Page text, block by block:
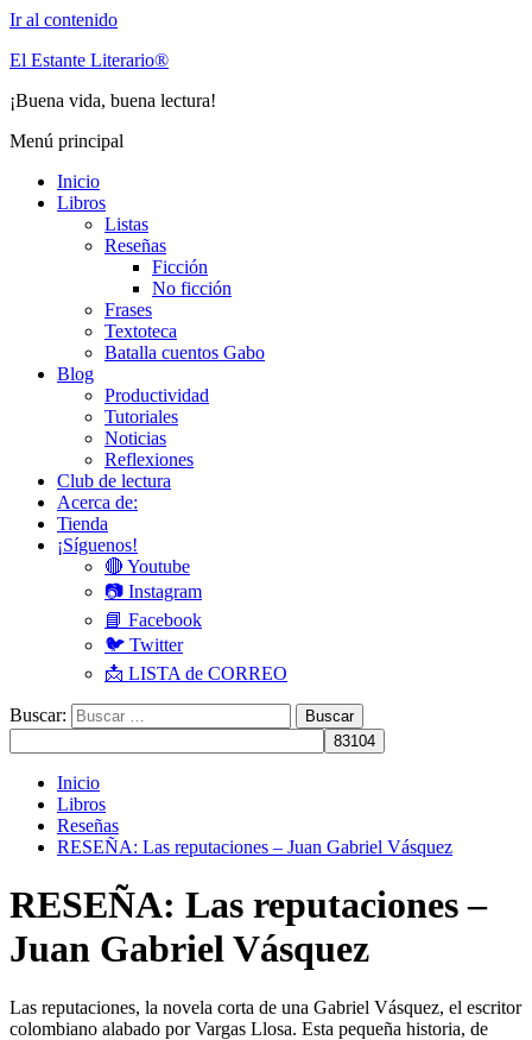
Ir al contenido
El Estante Literario®
¡Buena vida, buena lectura!
Menú principal
Inicio
Libros
Listas
Reseñas
Ficción
No ficción
Frases
Textoteca
Batalla cuentos Gabo
Blog
Productividad
Tutoriales
Noticias
Reflexiones
Club de lectura
Acerca de:
Tienda
¡Síguenos!
🔴 Youtube
📷 Instagram
📘 Facebook
🐦 Twitter
📩 LISTA de CORREO
Buscar:
Inicio
Libros
Reseñas
RESEÑA: Las reputaciones – Juan Gabriel Vásquez
RESEÑA: Las reputaciones –
Juan Gabriel Vásquez
Las reputaciones, la novela corta de una Gabriel Vásquez, el escritor
colombiano alabado por Vargas Llosa. Esta pequeña historia, de